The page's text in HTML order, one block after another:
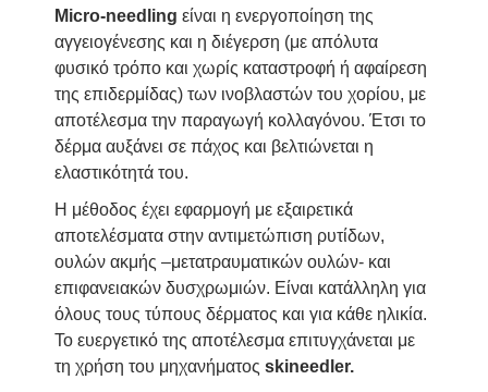
Μicro-needling είναι η ενεργοποίηση της
αγγειογένεσης και η διέγερση (με απόλυτα
φυσικό τρόπο και χωρίς καταστροφή ή αφαίρεση
της επιδερμίδας) των ινοβλαστών του χορίου, με
αποτέλεσμα την παραγωγή κολλαγόνου. Έτσι το
δέρμα αυξάνει σε πάχος και βελτιώνεται η
ελαστικότητά του.
Η μέθοδος έχει εφαρμογή με εξαιρετικά
αποτελέσματα στην αντιμετώπιση ρυτίδων,
ουλών ακμής –μετατραυματικών ουλών- και
επιφανειακών δυσχρωμιών. Είναι κατάλληλη για
όλους τους τύπους δέρματος και για κάθε ηλικία.
Το ευεργετικό της αποτέλεσμα επιτυγχάνεται με
τη χρήση του μηχανήματος skineedler.